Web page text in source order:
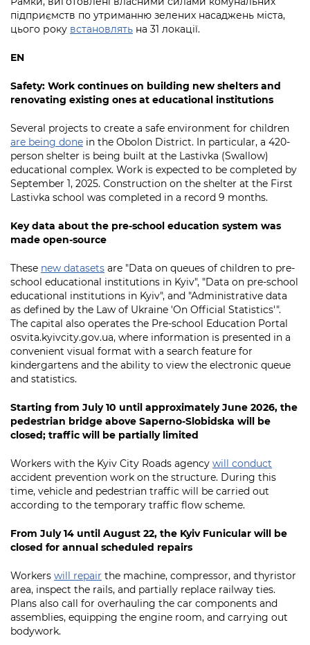
підприємств по утриманню зелених насаджень міста,
цього року встановлять на 31 локації.
EN
Safety: Work continues on building new shelters and
renovating existing ones at educational institutions
Several projects to create a safe environment for children
are being done in the Obolon District. In particular, a 420-
person shelter is being built at the Lastivka (Swallow)
educational complex. Work is expected to be completed by
September 1, 2025. Construction on the shelter at the First
Lastivka school was completed in a record 9 months.
Key data about the pre-school education system was
made open-source
These new datasets are "Data on queues of children to pre-
school educational institutions in Kyiv", "Data on pre-school
educational institutions in Kyiv", and "Administrative data
as defined by the Law of Ukraine 'On Official Statistics'".
The capital also operates the Pre-school Education Portal
osvita.kyivcity.gov.ua, where information is presented in a
convenient visual format with a search feature for
kindergartens and the ability to view the electronic queue
and statistics.
Starting from July 10 until approximately June 2026, the
pedestrian bridge above Saperno-Slobidska will be
closed; traffic will be partially limited
Workers with the Kyiv City Roads agency will conduct
accident prevention work on the structure. During this
time, vehicle and pedestrian traffic will be carried out
according to the temporary traffic flow scheme.
From July 14 until August 22, the Kyiv Funicular will be
closed for annual scheduled repairs
Workers will repair the machine, compressor, and thyristor
area, inspect the rails, and partially replace railway ties.
Plans also call for overhauling the car components and
assemblies, equipping the engine room, and carrying out
bodywork.